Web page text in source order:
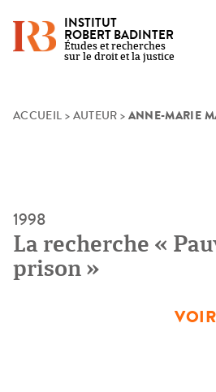
Skip
INSTITUT
ROBERT BADINTER
Études et recherches
sur le droit et la justice
ACCUEIL > AUTEUR > ANNE-MARIE
1998
La recherche «
prison »